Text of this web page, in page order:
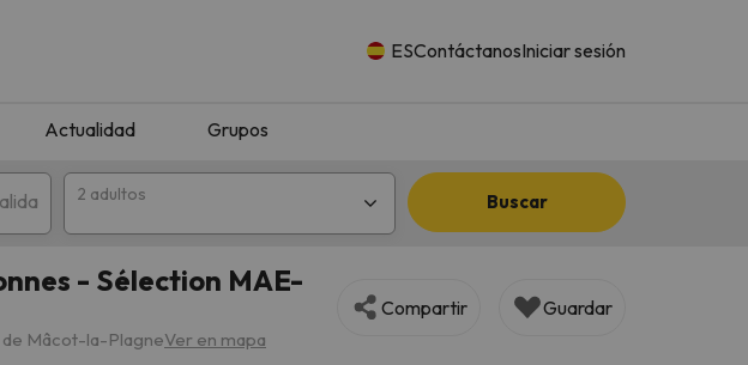
ESContáctanosIniciar sesión
Actualidad Grupos
2 adultos Buscar
- Sélection MAE-
de Mâcot-la-PlagneVer en mapa
Compartir Guardar